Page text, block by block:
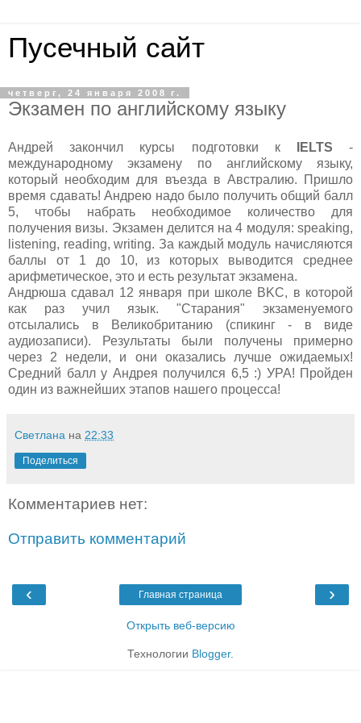
Пусечный сайт
четверг, 24 января 2008 г.
Экзамен по английскому языку
Андрей закончил курсы подготовки к IELTS -
международному экзамену по английскому языку,
который необходим для въезда в Австралию. Пришло
время сдавать! Андрею надо было получить общий балл
5, чтобы набрать необходимое количество для
получения визы. Экзамен делится на 4 модуля: speaking,
listening, reading, writing. За каждый модуль начисляются
баллы от 1 до 10, из которых выводится среднее
арифметическое, это и есть результат экзамена.
Андрюша сдавал 12 января при школе BKC, в которой
как раз учил язык. "Старания" экзаменуемого
отсылались в Великобританию (спикинг - в виде
аудиозаписи). Результаты были получены примерно
через 2 недели, и они оказались лучше ожидаемых!
Средний балл у Андрея получился 6,5 :) УРА! Пройден
один из важнейших этапов нашего процесса!
Светлана на 22:33
Поделиться
Комментариев нет:
Отправить комментарий
‹ ›
Главная страница
Открыть веб-версию
Технологии Blogger.